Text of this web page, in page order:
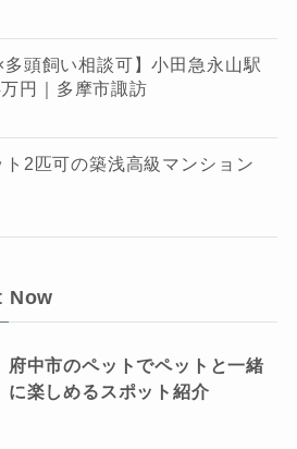
多頭飼い相談可】小田急永山駅
円｜多摩市諏訪
ト2匹可の築浅高級マンション
Now
府中市のペットでペットと一緒
に楽しめるスポット紹介